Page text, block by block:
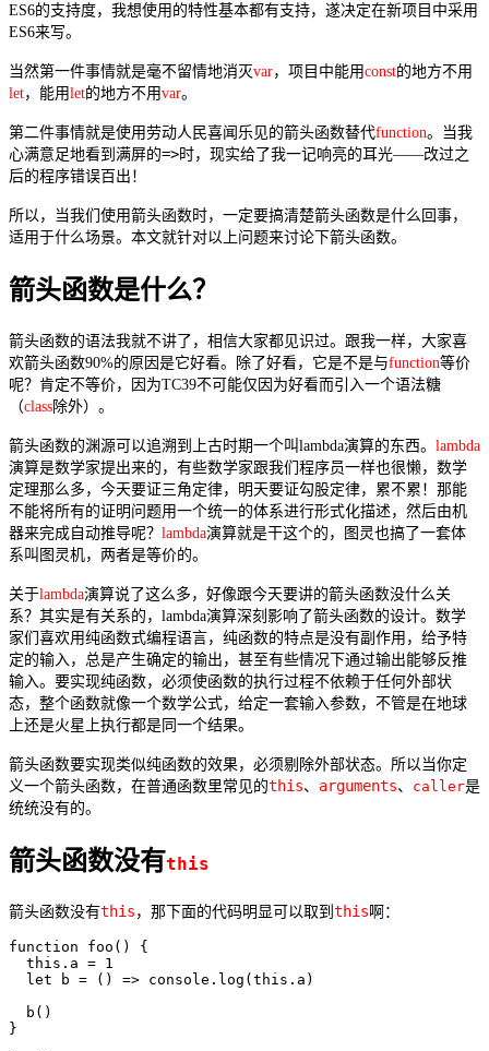
ES6的支持度，我想使用的特性基本都有支持，遂决定在新项目中采用
ES6来写。
当然第一件事情就是毫不留情地消灭var，项目中能用const的地方不用
let，能用let的地方不用var。
第二件事情就是使用劳动人民喜闻乐见的箭头函数替代function。当我
心满意足地看到满屏的=>时，现实给了我一记响亮的耳光——改过之
后的程序错误百出！
所以，当我们使用箭头函数时，一定要搞清楚箭头函数是什么回事，
适用于什么场景。本文就针对以上问题来讨论下箭头函数。
箭头函数是什么？
箭头函数的语法我就不讲了，相信大家都见识过。跟我一样，大家喜
欢箭头函数90%的原因是它好看。除了好看，它是不是与function等价
呢？肯定不等价，因为TC39不可能仅因为好看而引入一个语法糖
（class除外）。
箭头函数的渊源可以追溯到上古时期一个叫lambda演算的东西。 lambda
演算是数学家提出来的，有些数学家跟我们程序员一样也很懒，数学
定理那么多，今天要证三角定律，明天要证勾股定律，累不累！那能
不能将所有的证明问题用一个统一的体系进行形式化描述，然后由机
器来完成自动推导呢？ lambda演算就是干这个的，图灵也搞了一套体
系叫图灵机，两者是等价的。
关于lambda演算说了这么多，好像跟今天要讲的箭头函数没什么关
系？其实是有关系的，lambda演算深刻影响了箭头函数的设计。数学
家们喜欢用纯函数式编程语言，纯函数的特点是没有副作用，给予特
定的输入，总是产生确定的输出，甚至有些情况下通过输出能够反推
输入。要实现纯函数，必须使函数的执行过程不依赖于任何外部状
态，整个函数就像一个数学公式，给定一套输入参数，不管是在地球
上还是火星上执行都是同一个结果。
箭头函数要实现类似纯函数的效果，必须剔除外部状态。所以当你定
义一个箭头函数，在普通函数里常见的this、 arguments、 caller是
统统没有的。
箭头函数没有this
箭头函数没有this ，那下面的代码明显可以取到 this啊：
function foo() {
  this.a = 1
  let b = () => console.log(this.a)
  b()
}